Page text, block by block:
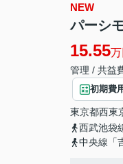
NEW
パーシ
15.55万
管理 / 共益
初期費
東京都西東
西武池袋
中央線「